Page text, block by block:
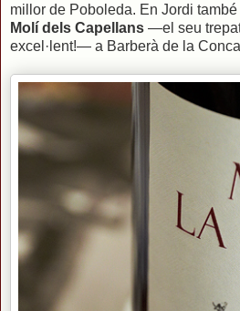
millor de Poboleda. En Jordi
Molí dels Capellans —el seu
excel·lent!— a Barberà de la